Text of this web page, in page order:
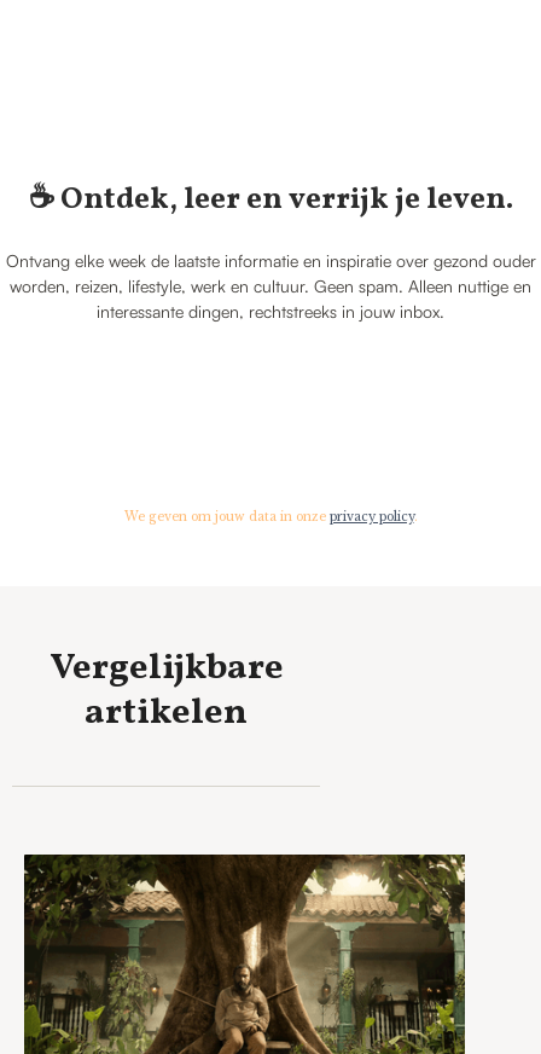
☕️ Ontdek, leer en verrijk je leven.
Ontvang elke week de laatste informatie en inspiratie over gezond ouder
worden, reizen, lifestyle, werk en cultuur. Geen spam. Alleen nuttige en
interessante dingen, rechtstreeks in jouw inbox.
We geven om jouw data in onze privacy policy.
Vergelijkbare
artikelen